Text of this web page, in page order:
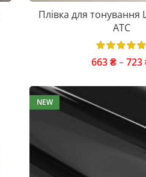
Плівка для тонування
ATC
663₴–723
NEW